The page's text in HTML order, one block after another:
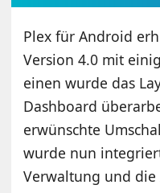
Plex für Android
Version 4.0 mit
einen wurde das
Dashboard
erwünschte
wurde nun
Verwaltung und